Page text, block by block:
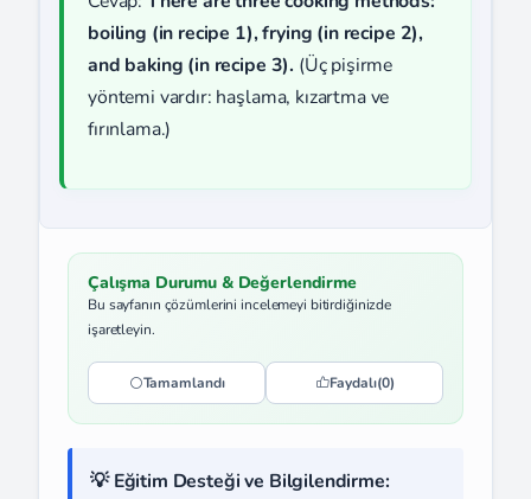
boiling (in recipe 1), frying (in recipe 2),
and baking (in recipe 3). (Üç pişirme
yöntemi vardır: haşlama, kızartma ve
fırınlama.)
Çalışma Durumu & Değerlendirme
Bu sayfanın çözümlerini incelemeyi bitirdiğinizde
işaretleyin.
Tamamlandı Faydalı(0)
💡 Eğitim Desteği ve Bilgilendirme: